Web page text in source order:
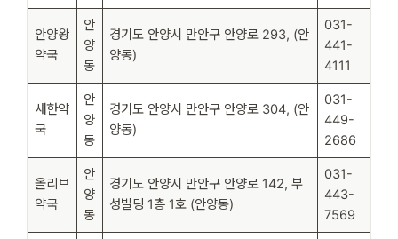
안양왕
약국
안
양
동
경기도 안양시 만안구 안양로 293, (안
양동)
031-
441-
4111
새한약
국
안
양
동
경기도 안양시 만안구 안양로 304, (안
양동)
031-
449-
2686
올리브
약국
안
양
동
경기도 안양시 만안구 안양로 142, 부
성빌딩 1층 1호 (안양동)
031-
443-
7569